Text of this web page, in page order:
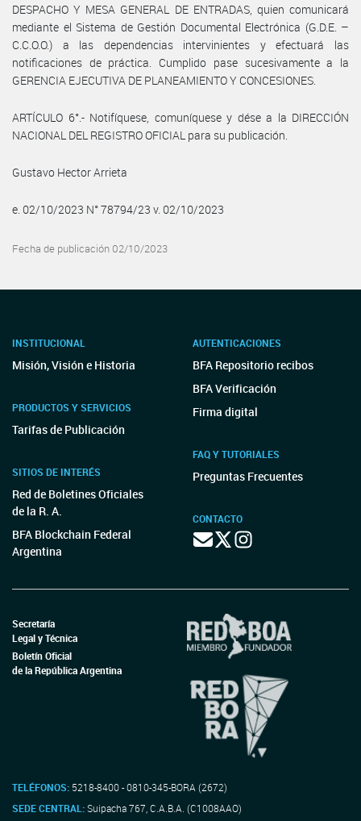
DESPACHO Y MESA GENERAL DE ENTRADAS, quien comunicará
mediante el Sistema de Gestión Documental Electrónica (G.D.E. –
C.C.O.O.) a las dependencias intervinientes y efectuará las
notificaciones de práctica. Cumplido pase sucesivamente a la
GERENCIA EJECUTIVA DE PLANEAMIENTO Y CONCESIONES.
ARTÍCULO 6°.- Notifíquese, comuníquese y dése a la DIRECCIÓN
NACIONAL DEL REGISTRO OFICIAL para su publicación.
Gustavo Hector Arrieta
e. 02/10/2023 N° 78794/23 v. 02/10/2023
Fecha de publicación 02/10/2023
INSTITUCIONAL
Misión, Visión e Historia
PRODUCTOS Y SERVICIOS
Tarifas de Publicación
SITIOS DE INTERÉS
Red de Boletines Oficiales
de la R. A.
BFA Blockchain Federal
Argentina
AUTENTICACIONES
BFA Repositorio recibos
BFA Verificación
Firma digital
FAQ Y TUTORIALES
Preguntas Frecuentes
CONTACTO
Secretaría
Legal y Técnica
Boletín Oficial
de la República Argentina
TELÉFONOS: 5218-8400 - 0810-345-BORA (2672)
SEDE CENTRAL:Suipacha 767, C.A.B.A. (C1008AAO)